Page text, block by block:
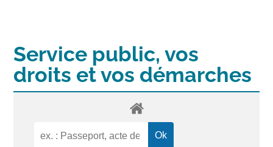
Service public, vos
droits et vos démarches